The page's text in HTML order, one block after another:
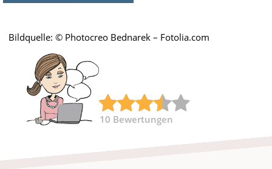
Bildquelle: © Photocreo Bednarek – Fotolia.com
10 Bewertungen